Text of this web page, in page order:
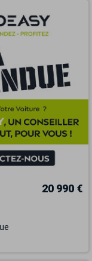
20 990 €